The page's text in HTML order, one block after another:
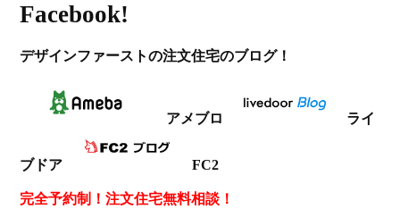
Facebook!
デザインファーストの注文住宅のブログ！
アメブロ ライ
ブドア FC2
完全予約制！注文住宅無料相談！